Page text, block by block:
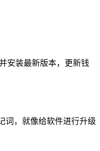
安装最新版本，更新钱
词，就像给软件进行升级